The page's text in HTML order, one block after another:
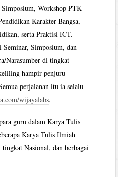
Simposium, Workshop PTK
Karakter Bangsa,
serta Praktisi ICT.
Simposium, dan
Narasumber di tingkat
hampir penjuru
perjalanan itu ia selalu
wijayalabs.
guru dalam Karya Tulis
Karya Tulis Ilmiah
Nasional, dan berbagai